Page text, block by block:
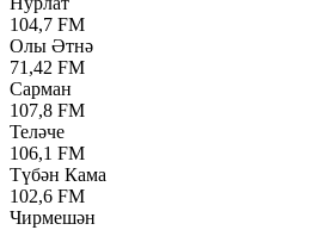
104,7 FM
Олы Әтнә
71,42 FM
Сарман
107,8 FM
Теләче
106,1 FM
Түбән Кама
102,6 FM
Чирмешән